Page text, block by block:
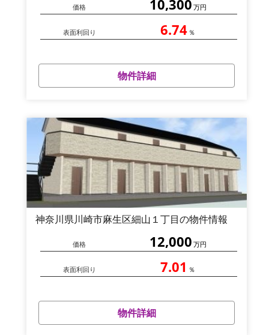
価格 10,300 万円
表面利回り 6.74 ％
物件詳細
神奈川県川崎市麻生区細山１丁目の物件情報
価格 12,000 万円
表面利回り 7.01 ％
物件詳細